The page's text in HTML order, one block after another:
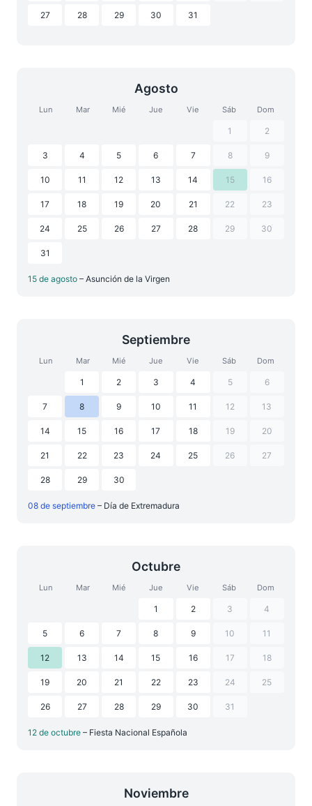
27 28 29 30 31
Agosto
Lun Mar Mié Jue Vie Sáb Dom
1 2
3 4 5 6 7 8 9
10 11 12 13 14 15 16
17 18 19 20 21 22 23
24 25 26 27 28 29 30
31
15 de agosto – Asunción de la Virgen
Septiembre
Lun Mar Mié Jue Vie Sáb Dom
1 2 3 4 5 6
7 8 9 10 11 12 13
14 15 16 17 18 19 20
21 22 23 24 25 26 27
28 29 30
08 de septiembre – Día de Extremadura
Octubre
Lun Mar Mié Jue Vie Sáb Dom
1 2 3 4
5 6 7 8 9 10 11
12 13 14 15 16 17 18
19 20 21 22 23 24 25
26 27 28 29 30 31
12 de octubre – Fiesta Nacional Española
Noviembre